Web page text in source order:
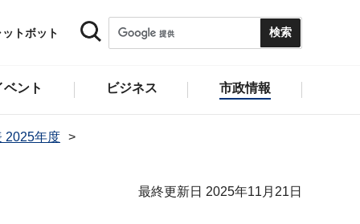
トボット
ント ビジネス 市政情報
2025年度
最終更新日 2025年11月21日